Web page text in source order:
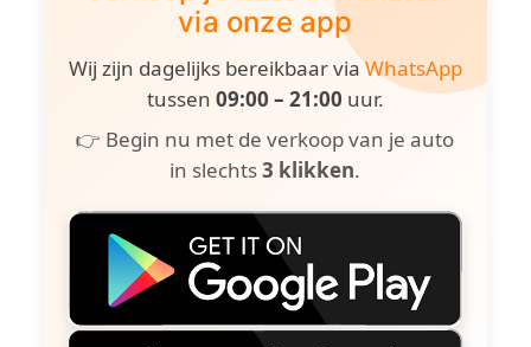
via onze app
Wij zijn dagelijks bereikbaar viaWhatsApp
tussen 09:00 – 21:00 uur.
👉 Begin nu met de verkoop van je auto
in slechts3 klikken.